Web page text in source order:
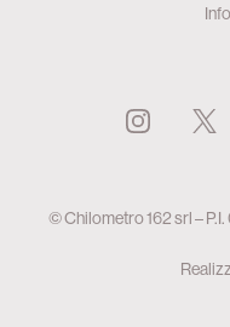
© Chilometro 162 srl –